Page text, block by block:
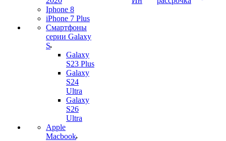
Iphone 8
iPhone 7 Plus
Смартфоны
серии Galaxy
S
Galaxy
S23 Plus
Galaxy
S24
Ultra
Galaxy
S26
Ultra
Apple
Macbook